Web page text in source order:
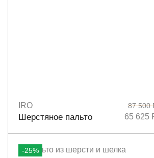
Размеры
IRO
Шерстяное пальто
87 500
65 625
-25%